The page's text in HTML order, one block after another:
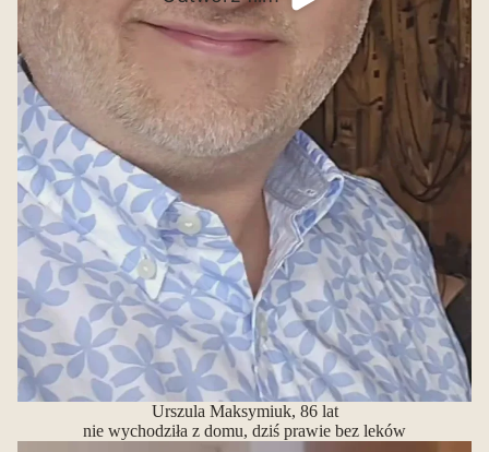
Urszula Maksymiuk, 86 lat
nie wychodziła z domu, dziś prawie bez leków